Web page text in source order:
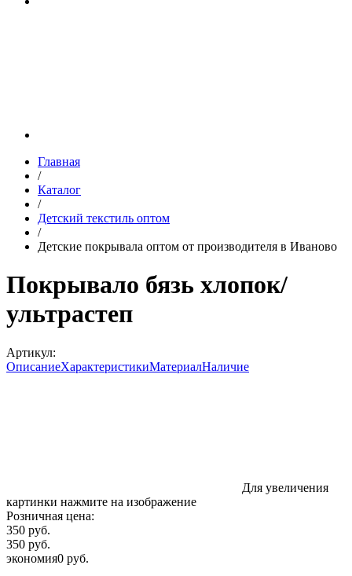
Главная
/
Каталог
/
Детский текстиль оптом
/
Детские покрывала оптом от производителя в Иваново
Покрывало бязь хлопок/
ультрастеп
Артикул:
ОписаниеХарактеристикиМатериалНаличие
Для увеличения
картинки нажмите на изображение
Розничная цена:
350 руб.
350 руб.
экономия0 руб.